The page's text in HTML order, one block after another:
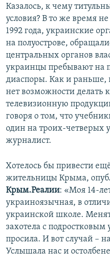
Казалось, к чему
условия? В то же время
1992 года, украинские
на полуострове,
центральных органов
украинцы пребывают на
диаспоры. Как и раньше,
нет возможности делать
телевизионную
говоря о том, что
один на троих-четверых
журналист.
Хотелось бы привести
жительницы Крыма,
Крым.Реалии: «Моя 14-
украиноязычная, в
украинской школе.
захотела с
просила. И вот случай –
Услышала нас и